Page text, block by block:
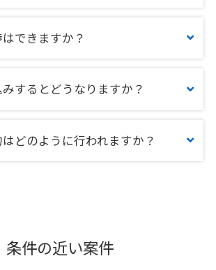
できますか？
するとどうなりますか？
どのように行われますか？
条件の近い案件